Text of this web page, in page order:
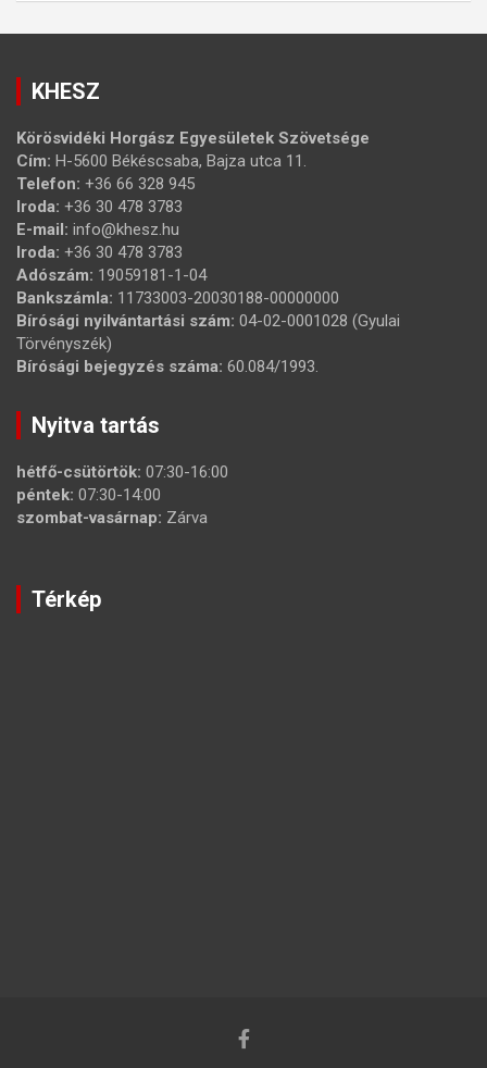
KHESZ
Körösvidéki Horgász Egyesületek Szövetsége
Cím: H-5600 Békéscsaba, Bajza utca 11.
Telefon: +36 66 328 945
Iroda: +36 30 478 3783
E-mail: info@khesz.hu
Iroda: +36 30 478 3783
Adószám: 19059181-1-04
Bankszámla: 11733003-20030188-00000000
Bírósági nyilvántartási szám: 04-02-0001028 (Gyulai
Törvényszék)
Bírósági bejegyzés száma: 60.084/1993.
Nyitva tartás
hétfő-csütörtök: 07:30-16:00
péntek: 07:30-14:00
szombat-vasárnap: Zárva
Térkép